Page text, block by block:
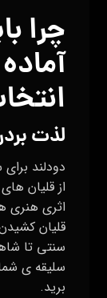
چرا
لذت
دودلند
از قلیان‌
اثری هنری
قلیان
سنتی تا
سلیقه‌ ی
برید.